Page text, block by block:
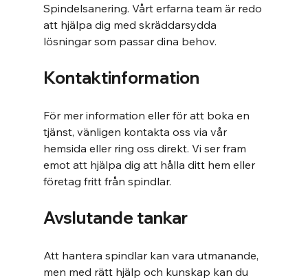
Spindelsanering. Vårt erfarna team är redo
att hjälpa dig med skräddarsydda
lösningar som passar dina behov.
Kontaktinformation
För mer information eller för att boka en
tjänst, vänligen kontakta oss via vår
hemsida eller ring oss direkt. Vi ser fram
emot att hjälpa dig att hålla ditt hem eller
företag fritt från spindlar.
Avslutande tankar
Att hantera spindlar kan vara utmanande,
men med rätt hjälp och kunskap kan du